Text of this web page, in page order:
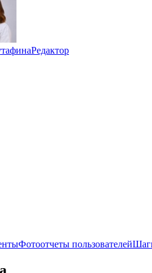
Редактор
Фотоотчеты пользователей